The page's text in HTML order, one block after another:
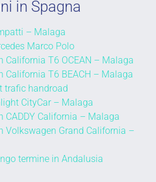
in Spagna
– Malaga
Marco Polo
California T6 OCEAN – Malaga
California T6 BEACH – Malaga
trafic handroad
CityCar – Malaga
CADDY California – Malaga
Volkswagen Grand California –
termine in Andalusia